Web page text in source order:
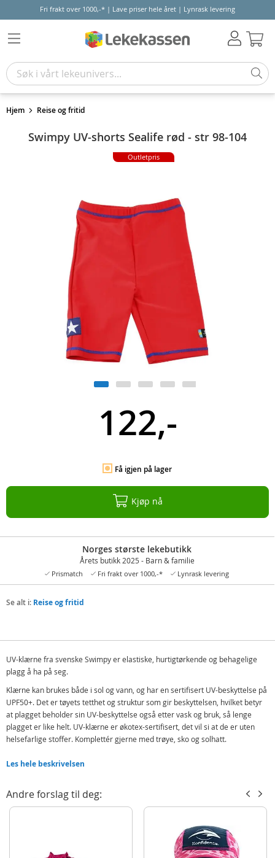
Fri frakt over 1000,-* | Lave priser hele året | Lynrask levering
Hjem Reise og fritid
Swimpy UV-shorts Sealife rød - str 98-104
Outletpris
122,-
Få igjen på lager
Kjøp nå
Norges største lekebutikk
Årets butikk 2025 - Barn & familie
Prismatch Fri frakt over 1000,-* Lynrask levering
Se alt i: Reise og fritid
UV-klærne fra svenske Swimpy er elastiske, hurtigtørkende og behagelige
plagg å ha på seg.
Klærne kan brukes både i sol og vann, og har en sertifisert UV-beskyttelse på
UPF50+. Det er tøyets tetthet og struktur som gir beskyttelsen, hvilket betyr
at plagget beholder sin UV-beskyttelse også etter vask og bruk, så lenge
plagget er like helt. UV-klærne er økotex-sertifisert, det vil si at de er uten
helsefarlige stoffer. Komplettér gjerne med trøye, sko og solhatt.
Les hele beskrivelsen
Andre forslag til deg: